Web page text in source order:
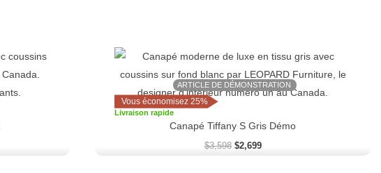
Vous économisez 25%
ARTICLE DE DÉMONSTRATION
Livraison rapide
Canapé Tiffany S Gris Démo
$3,598
Le
initial
était :
$3,598.
$2,699
actuel
est :
$2,699.